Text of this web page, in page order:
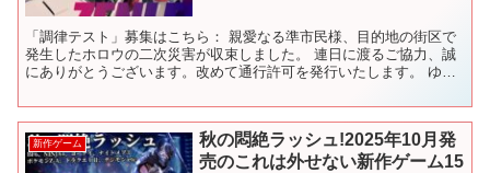
「調律テスト」募集はこちら： 親愛なる準市民様、目的地の街区で
発生したホロウの二次災害が収束しました。 連日に渡るご協力、誠
にありがとうございます。改めて通行許可を発行いたします。 ゆっ
新作ゲーム
秋の悶絶ラッシュ!2025年10月発
売のこれは外せない新作ゲーム15